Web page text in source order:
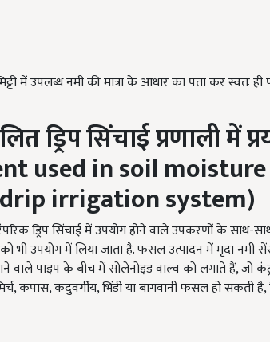
में उपलब्ध नमी की मात्रा के आधार का पता कर स्वतः ही
ड्रिप सिंचाई प्रणाली में
used in soil moisture
irrigation system)
ड्रिप सिंचाई में उपयोग होने वाले उपकरणों के साथ-
भी उपयोग में लिया जाता है. फसल उत्पादन में मृदा नमी
वाले पाइप के बीच में सोलेनोइड वाल्व को लगाते हैं, जो
कपास, कदुवर्गीय, भिंडी या बागवानी फसल हो सकती